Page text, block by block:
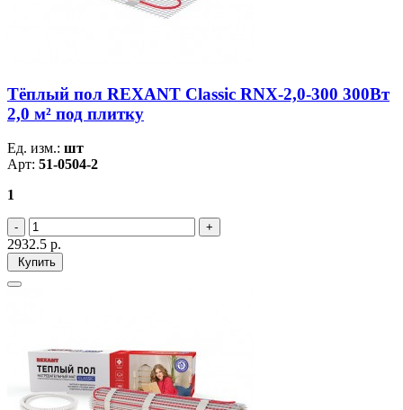
Тёплый пол REXANT Classic RNX-2,0-300 300Вт
2,0 м² под плитку
Ед. изм.: шт
Арт: 51-0504-2
1
2932.5 р.
Купить